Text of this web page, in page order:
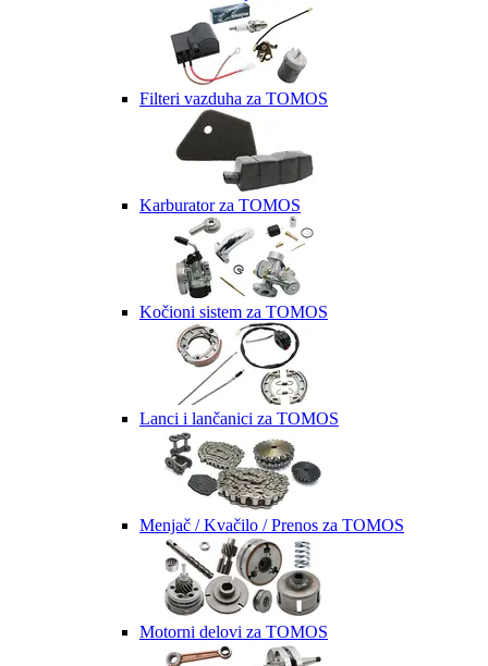
Filteri vazduha za TOMOS
Karburator za TOMOS
Kočioni sistem za TOMOS
Lanci i lančanici za TOMOS
Menjač / Kvačilo / Prenos za TOMOS
Motorni delovi za TOMOS